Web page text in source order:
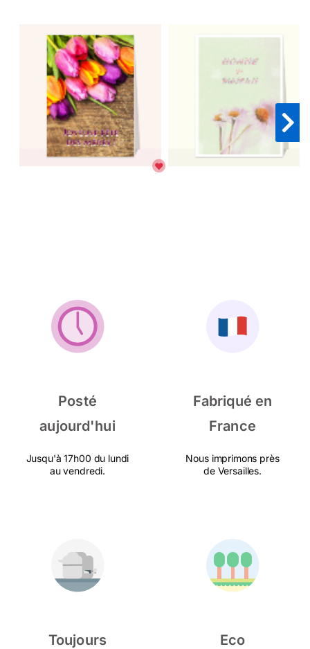
Posté
aujourd'hui
Jusqu'à 17h00 du lundi
au vendredi.
Fabriqué en
France
Nous imprimons près
de Versailles.
Toujours
Eco